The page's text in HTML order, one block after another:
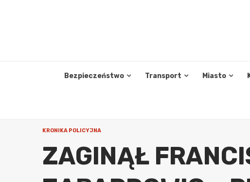
Bezpieczeństwo Transport Miasto
KRONIKA POLICYJNA
ZAGINĄŁ